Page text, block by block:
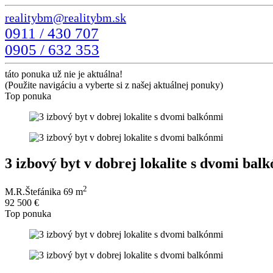
0911 / 430 707
0905 / 632 353
táto ponuka už nie je aktuálna!
(Použite navigáciu a vyberte si z našej aktuálnej ponuky)
Top ponuka
3 izbový byt v dobrej lokalite s dvomi
M.R.Štefánika 69 m2
92 500 €
Top ponuka